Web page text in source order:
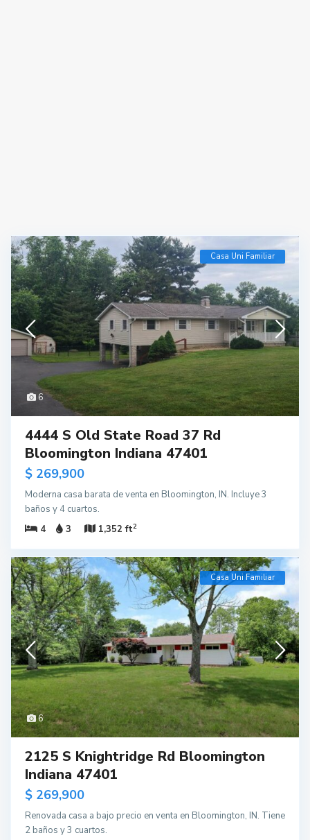
6
Casa Uni Familiar
4444 S Old State Road 37 Rd
Bloomington Indiana 47401
$ 269,900
Moderna casa barata de venta en Bloomington, IN. Incluye 3
baños y 4 cuartos.
4
3 1,352 ft2
6
Casa Uni Familiar
2125 S Knightridge Rd Bloomington
Indiana 47401
$ 269,900
Renovada casa a bajo precio en venta en Bloomington, IN. Tiene
2 baños y 3 cuartos.